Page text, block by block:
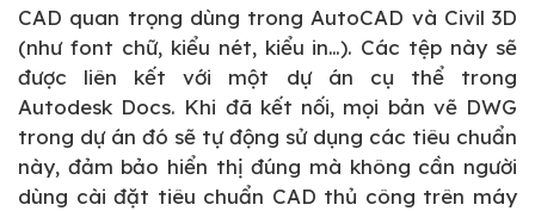
CAD quan trọng dùng trong AutoCAD và Civil 3D
(như font chữ, kiểu nét, kiểu in…). Các tệp này sẽ
được liên kết với một dự án cụ thể trong
Autodesk Docs. Khi đã kết nối, mọi bản vẽ DWG
trong dự án đó sẽ tự động sử dụng các tiêu chuẩn
này, đảm bảo hiển thị đúng mà không cần người
dùng cài đặt tiêu chuẩn CAD thủ công trên máy